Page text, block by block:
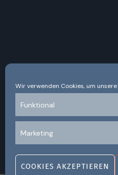
Wir verwenden Cookies, um
Funktional
Marketing
COOKIES AKZEPTIEREN